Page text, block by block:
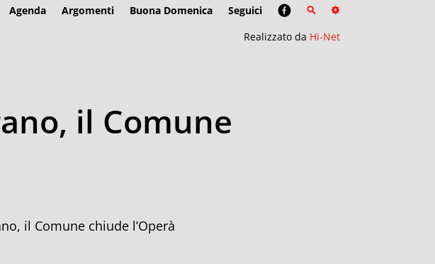
Agenda Argomenti Buona Domenica
Seguici
Realizzato da Hi-Net
il Comune
il Comune chiude l’Operà